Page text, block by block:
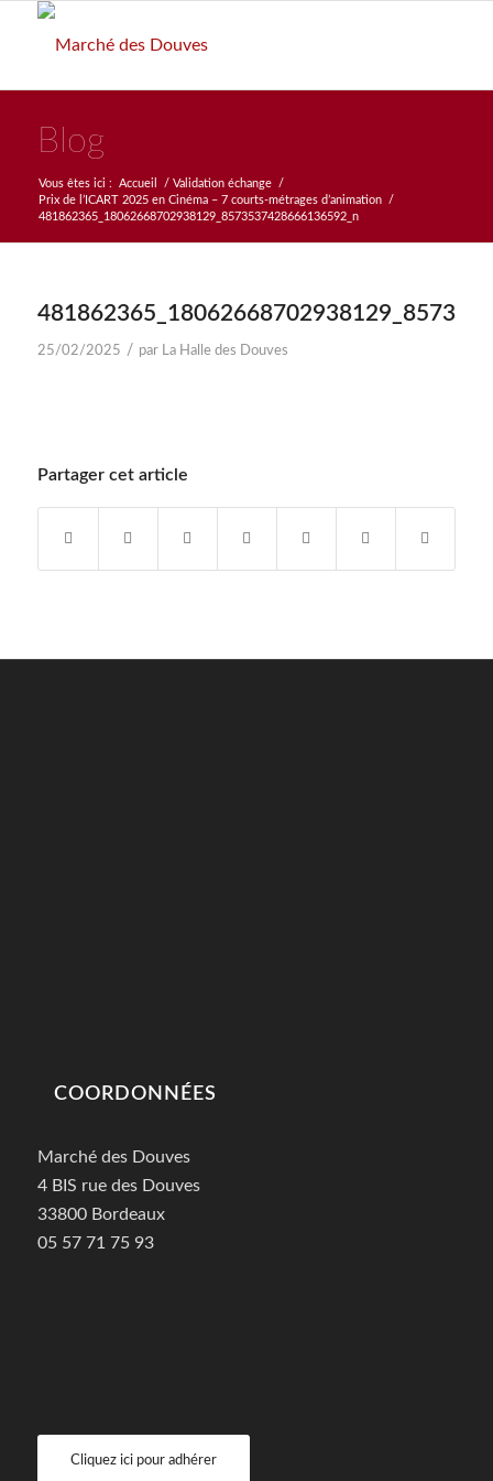
Blog
Vous êtes ici : Accueil / Validation échange
/
Prix de l’ICART 2025 en Cinéma – 7 courts-métrages d’animation
/
481862365_18062668702938129_8573537428666136592_n
25/02/2025 / par La Halle des Douves
Partager cet article
COORDONNÉES
Marché des Douves
4 BIS rue des Douves
33800 Bordeaux
05 57 71 75 93
Cliquez ici pour adhérer